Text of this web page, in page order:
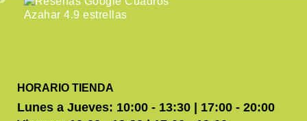
HORARIO TIENDA
Lunes a Jueves: 10:00 - 13:30 | 17:00 - 20:00